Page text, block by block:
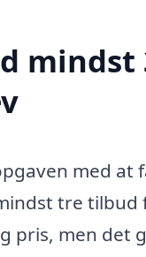
med at
tre
pris, men det